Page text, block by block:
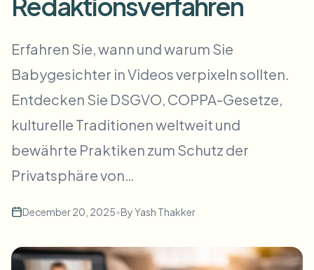
Video-Intelligenz
Viele Videos auf einmal bearbeiten
Massen-Gesichtsweichzeichnung
Alles weichzeichnen
Enterprise-Zonen, Richtlinien und Überprüfung
API & SDK
Uploads, Jobs und Webhooks automatisieren
Kontaktformular
Video-Intelligenz
Erfahren Sie, wann und warum Sie
Babygesichter in Videos verpixeln sollten.
Entdecken Sie DSGVO, COPPA-Gesetze,
kulturelle Traditionen weltweit und
bewährte Praktiken zum Schutz der
Privatsphäre von…
December 20, 2025•ByYash Thakker